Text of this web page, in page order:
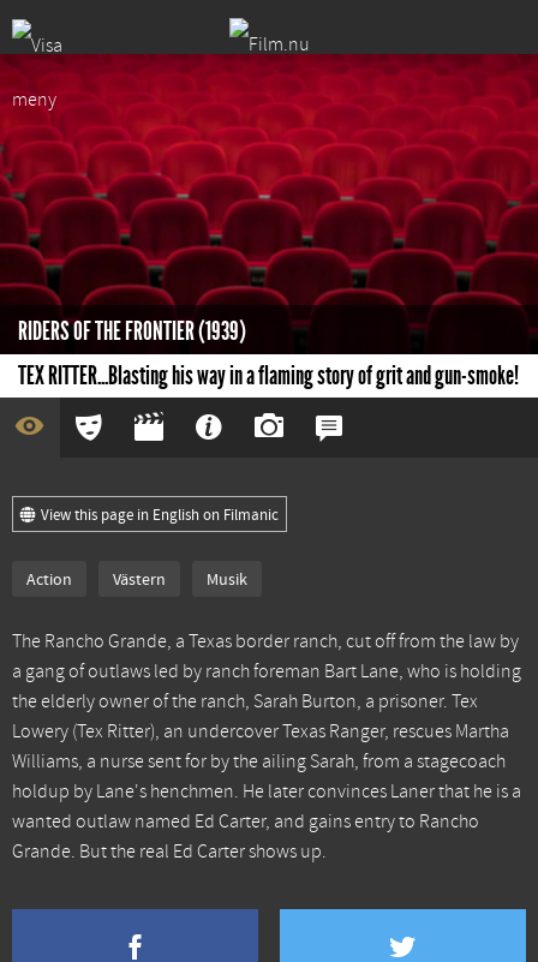
RIDERS OF THE FRONTIER (1939)
TEX RITTER...Blasting his way in a flaming story of grit and gun-smoke!
View this page in English on Filmanic
Action Västern Musik
The Rancho Grande, a Texas border ranch, cut off from the law by
a gang of outlaws led by ranch foreman Bart Lane, who is holding
the elderly owner of the ranch, Sarah Burton, a prisoner. Tex
Lowery (Tex Ritter), an undercover Texas Ranger, rescues Martha
Williams, a nurse sent for by the ailing Sarah, from a stagecoach
holdup by Lane's henchmen. He later convinces Laner that he is a
wanted outlaw named Ed Carter, and gains entry to Rancho
Grande. But the real Ed Carter shows up.